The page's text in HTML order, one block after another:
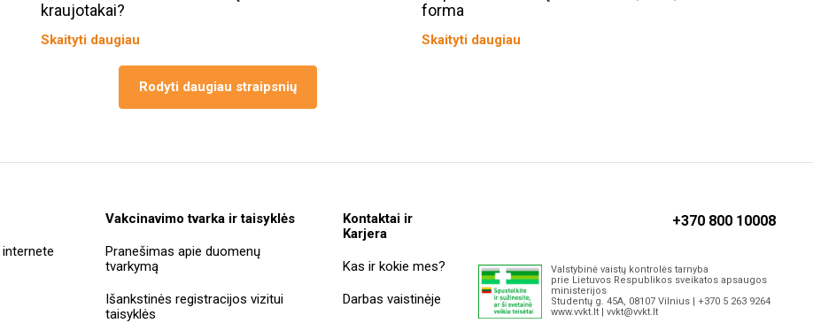
kraujotakai?
Skaityti daugiau
forma
Skaityti daugiau
Rodyti daugiau straipsnių
Vakcinavimo tvarka ir taisyklės
Pranešimas apie duomenų
tvarkymą
Išankstinės registracijos vizitui
taisyklės
Kontaktai ir
Karjera
Kas ir kokie mes?
Darbas vaistinėje
+370 800 10008
Valstybinė vaistų kontrolės tarnyba
prie Lietuvos Respublikos sveikatos apsaugos
ministerijos
Studentų g. 45A, 08107 Vilnius | +370 5 263 9264
www.vvkt.lt | vvkt@vvkt.lt